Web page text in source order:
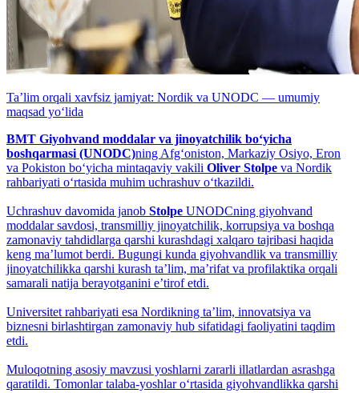
Taʼlim orqali xavfsiz jamiyat: Nordik va UNODC — umumiy
maqsad yo‘lida
BMT Giyohvand moddalar va jinoyatchilik bo‘yicha
boshqarmasi (UNODC)ning Afg‘oniston, Markaziy Osiyo, Eron
va Pokiston bo‘yicha mintaqaviy vakili Oliver Stolpe va Nordik
rahbariyati o‘rtasida muhim uchrashuv o‘tkazildi.
Uchrashuv davomida janob Stolpe UNODCning giyohvand
moddalar savdosi, transmilliy jinoyatchilik, korrupsiya va boshqa
zamonaviy tahdidlarga qarshi kurashdagi xalqaro tajribasi haqida
keng maʼlumot berdi. Bugungi kunda giyohvandlik va transmilliy
jinoyatchilikka qarshi kurash taʼlim, maʼrifat va profilaktika orqali
samarali natija berayotganini eʼtirof etdi.
Universitet rahbariyati esa Nordikning taʼlim, innovatsiya va
biznesni birlashtirgan zamonaviy hub sifatidagi faoliyatini taqdim
etdi.
Muloqotning asosiy mavzusi yoshlarni zararli illatlardan asrashga
qaratildi. Tomonlar talaba-yoshlar o‘rtasida giyohvandlikka qarshi